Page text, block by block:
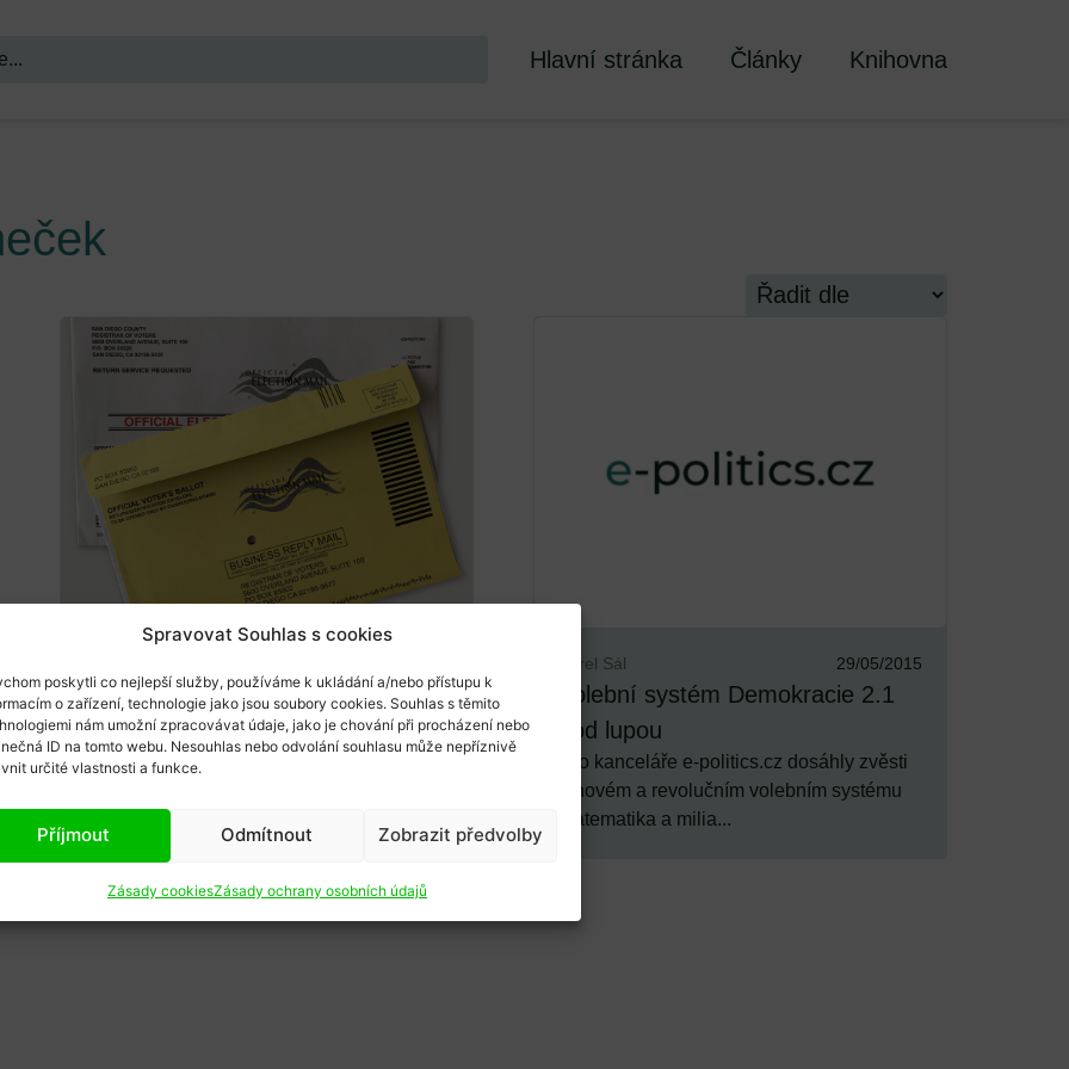
Spravovat Souhlas s cookies
poskytli co nejlepší služby, používáme k ukládání a/nebo přístupu k
o zařízení, technologie jako jsou soubory cookies. Souhlas s těmito
nám umožní zpracovávat údaje, jako je chování při procházení nebo
ID na tomto webu. Nesouhlas nebo odvolání souhlasu může nepříznivě
určité vlastnosti a funkce.
Příjmout Odmítnout Zobrazit předvolby
Zásady cookiesZásady ochrany osobních údajů
Hlavní stránka Články Knihovna
Další kolo pro korespondenční
volby
V české politice je jen několik jistot, na
Zaprvé, když prezid...
Karel Sál 29/05/2015
Volební systém Demokracie 2.1
pod lupou
I do kanceláře e-politics.cz dosáhly zvěsti
o novém a revolučním volebním systému
matematika a milia...